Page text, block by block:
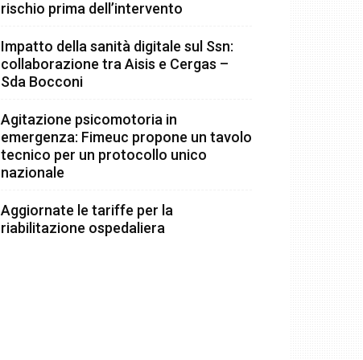
rischio prima dell’intervento
Impatto della sanità digitale sul Ssn:
collaborazione tra Aisis e Cergas –
Sda Bocconi
Agitazione psicomotoria in
emergenza: Fimeuc propone un tavolo
tecnico per un protocollo unico
nazionale
Aggiornate le tariffe per la
riabilitazione ospedaliera